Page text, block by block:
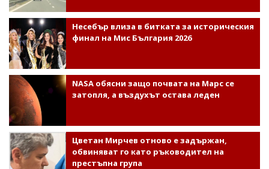
Несебър влиза в битката за историческия
финал на Мис България 2026
NASA обясни защо почвата на Марс се
затопля, а въздухът остава леден
Цветан Мирчев отново е задържан,
обвиняват го като ръководител на
престъпна група